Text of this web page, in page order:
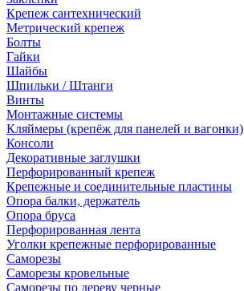
Крепеж сантехнический
Метрический крепеж
Болты
Гайки
Шайбы
Шпильки / Штанги
Винты
Монтажные системы
Кляймеры (крепёж для панелей и вагонки)
Консоли
Декоративные заглушки
Перфорированный крепеж
Крепежные и соединительные пластины
Опора балки, держатель
Опора бруса
Перфорированная лента
Уголки крепежные перфорированные
Саморезы
Саморезы кровельные
Саморезы по дереву черные